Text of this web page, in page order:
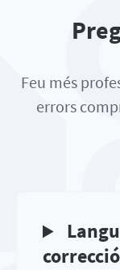
Feu més
errors